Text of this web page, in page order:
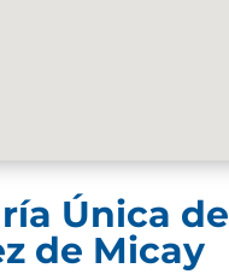
Única de
de Micay